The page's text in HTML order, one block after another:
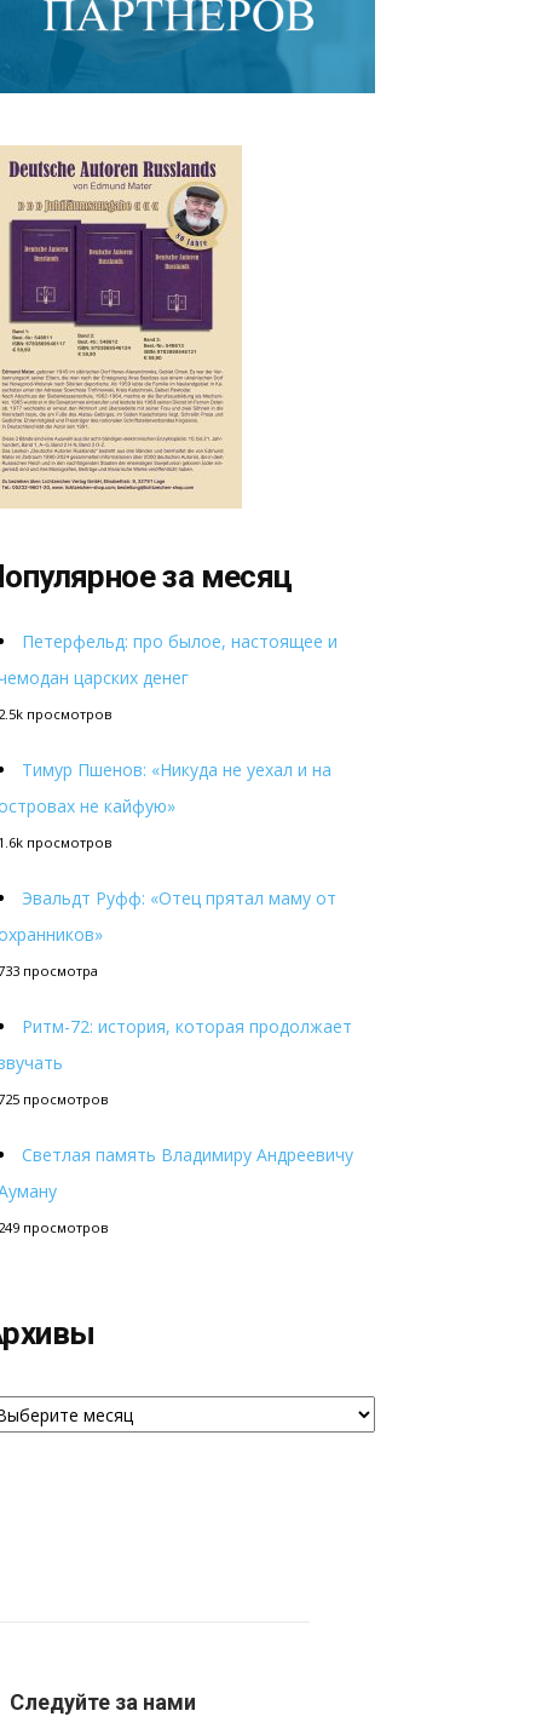
за месяц
Петерфельд: про былое, настоящее и
царских денег
просмотров
Тимур Пшенов: «Никуда не уехал и на
не кайфую»
просмотров
Эвальдт Руфф: «Отец прятал маму от
просмотра
Ритм-72: история, которая продолжает
просмотров
Светлая память Владимиру Андреевичу
просмотров
Следуйте за нами